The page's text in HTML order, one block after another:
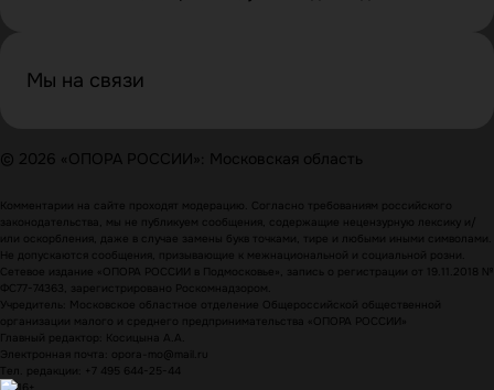
Мы на связи
© 2026 «ОПОРА РОССИИ»: Московская область
Комментарии на сайте проходят модерацию. Согласно требованиям российского
законодательства, мы не публикуем сообщения, содержащие нецензурную лексику и/
или оскорбления, даже в случае замены букв точками, тире и любыми иными символами.
Не допускаются сообщения, призывающие к межнациональной и социальной розни.
Сетевое издание «ОПОРА РОССИИ в Подмосковье», запись о регистрации от 19.11.2018 №
ФС77-74363, зарегистрировано Роскомнадзором.
Учредитель: Московское областное отделение Общероссийской общественной
организации малого и среднего предпринимательства «ОПОРА РОССИИ»
Главный редактор: Косицына А.А.
Электронная почта: opora-mo@mail.ru
Тел. редакции: +7 495 644-25-44